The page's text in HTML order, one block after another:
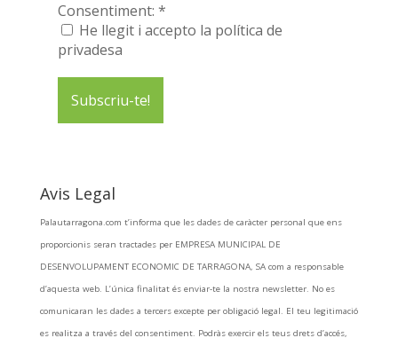
Consentiment: *
He llegit i accepto la política de
privadesa
Avis Legal
Palautarragona.com t’informa que les dades de caràcter personal que ens
proporcionis seran tractades per EMPRESA MUNICIPAL DE
DESENVOLUPAMENT ECONOMIC DE TARRAGONA, SA com a responsable
d’aquesta web. L’única finalitat és enviar-te la nostra newsletter. No es
comunicaran les dades a tercers excepte per obligació legal. El teu legitimació
es realitza a través del consentiment. Podràs exercir els teus drets d’accés,